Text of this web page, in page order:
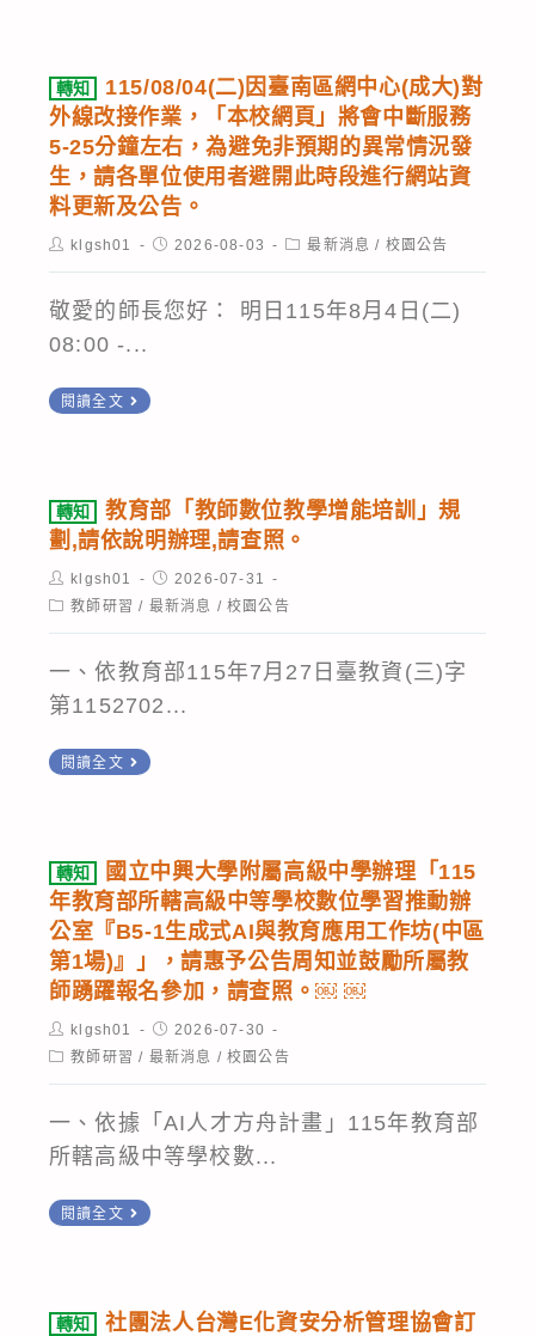
2
期)」
推
廣
教
育
程,
告
並
請
躍
推
學
工
參
加,
以
推
廣
資
訊
安
全
識
升
師
範
大
學
辦
理
「115
年
年
暨
技
術
型
中
物
學
教
材
開
計
畫」
之
「物
暑
主
8
/
6
（四）
17:00
～
115
/
17:00
本
校
網
暫
停
轉知
115/08/04(二)因臺南區網中心(成大)對
外線改接作業，「本校網頁」將會中斷服務
5-25分鐘左右，為避免非預期的異常情況發
生，請各單位使用者避開此時段進行網站資
料更新及公告。
Postklgsh01
Post2026-08-03
Post最新消息 / 校園公告
敬愛的師長您好： 明日115年8月4日(二)
08:00 -...
閱讀全文
因
臺
區
網
中
心
大)
線
改
接
作
業，
「本
校
頁」
將
轉知
教育部「教師數位教學增能培訓」規
劃,請依說明辦理,請查照。
Post
author:
klgsh01
Post
published:
2026-07-31
Post教師研習 / 最新消息 / 校園公告
一、依教育部115年7月27日臺教資(三)字
第1152702...
閱讀全文
育
部
「教
師
數
位
教
學
增
能
訓」
請
轉知
國立中興大學附屬高級中學辦理「115
年教育部所轄高級中等學校數位學習推動辦
公室『B5-1生成式AI與教育應用工作坊(中區
第1場)』」，請惠予公告周知並鼓勵所屬教
師踴躍報名參加，請查照。￼ ￼
Post
author:
klgsh01
Post
published:
2026-07-30
Post教師研習 / 最新消息 / 校園公告
一、依據「AI人才方舟計畫」115年教育部
所轄高級中等學校數...
閱讀全文
立
轉知 社團法人台灣E化資安分析管理協會訂